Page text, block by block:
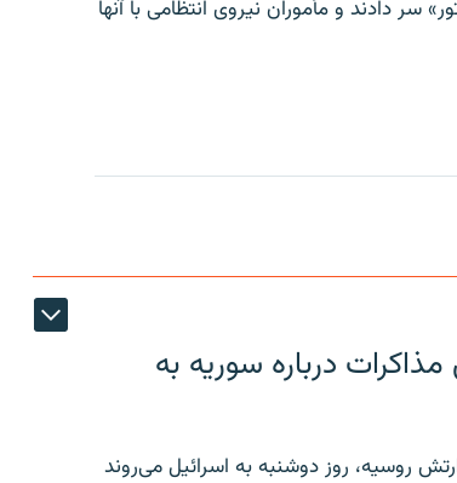
سر دادند و مأموران نیروی انتظامی با آنها
درباره سوریه به
روسیه، روز دوشنبه به اسرائیل می‌روند